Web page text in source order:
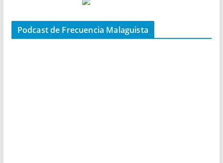
Podcast de Frecuencia Malaguista